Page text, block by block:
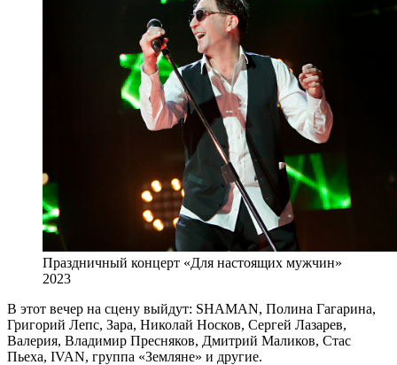
Праздничный концерт «Для настоящих мужчин»
2023
В этот вечер на сцену выйдут: SHAMAN, Полина Гагарина,
Григорий Лепс, Зара, Николай Носков, Сергей Лазарев,
Валерия, Владимир Пресняков, Дмитрий Маликов, Стас
Пьеха, IVAN, группа «Земляне» и другие.